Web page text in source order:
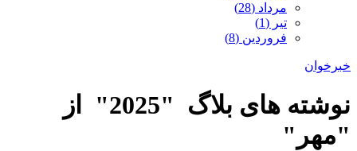
مرداد (28)
تیر (1)
فروردین (8)
خبرخوان
نوشته های بلاگ "2025" از
"مهر"